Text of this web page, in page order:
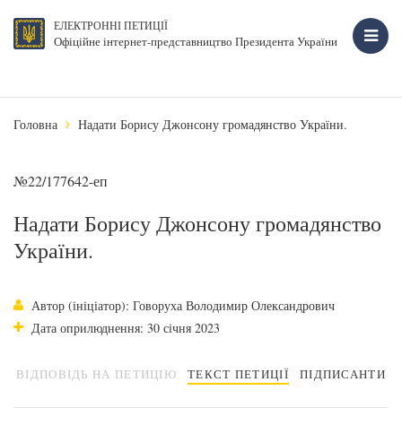
ЕЛЕКТРОННІ ПЕТИЦІЇ
Офіційне інтернет-представництво Президента України
Головна Надати Борису Джонсону громадянство України.
№22/177642-еп
Надати Борису Джонсону громадянство
України.
Автор (ініціатор): Говоруха Володимир Олександрович
Дата оприлюднення: 30 січня 2023
ВІДПОВІДЬ НА ПЕТИЦІЮ ТЕКСТ ПЕТИЦІЇ ПІДПИСАНТИ